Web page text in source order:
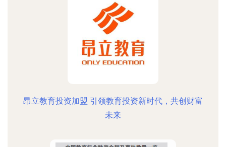
昂立教育投资加盟 引领教育投资新时代，共创财富
未来